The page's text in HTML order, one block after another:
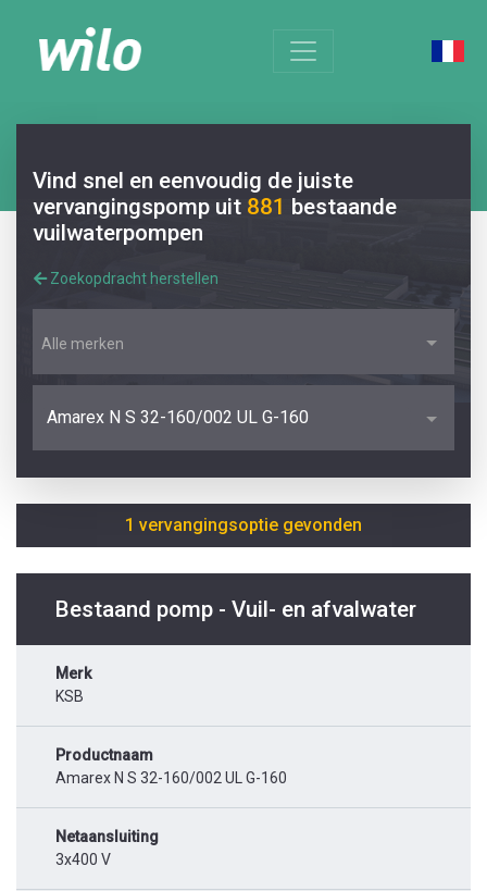
Vind snel en eenvoudig de juiste
vervangingspomp uit 881 bestaande
vuilwaterpompen
Zoekopdracht herstellen
Alle merken
Amarex N S 32-160/002 UL G-160
1 vervangingsoptie gevonden
Bestaand pomp - Vuil- en afvalwater
Merk
KSB
Productnaam
Amarex N S 32-160/002 UL G-160
Netaansluiting
3x400 V